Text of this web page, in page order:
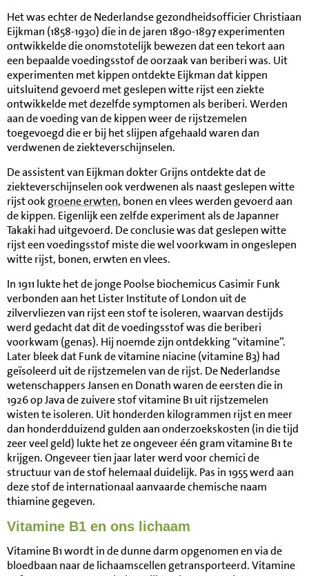
Het was echter de Nederlandse gezondheidsofficier Christiaan
Eijkman (1858-1930) die in de jaren 1890-1897 experimenten
ontwikkelde die onomstotelijk bewezen dat een tekort aan
een bepaalde voedingsstof de oorzaak van beriberi was. Uit
experimenten met kippen ontdekte Eijkman dat kippen
uitsluitend gevoerd met geslepen witte rijst een ziekte
ontwikkelde met dezelfde symptomen als beriberi. Werden
aan de voeding van de kippen weer de rijstzemelen
toegevoegd die er bij het slijpen afgehaald waren dan
verdwenen de ziekteverschijnselen.
De assistent van Eijkman dokter Grijns ontdekte dat de
ziekteverschijnselen ook verdwenen als naast geslepen witte
rijst ookgroene erwten, bonen en vlees werden gevoerd aan
de kippen. Eigenlijk een zelfde experiment als de Japanner
Takaki had uitgevoerd. De conclusie was dat geslepen witte
rijst een voedingsstof miste die wel voorkwam in ongeslepen
witte rijst, bonen, erwten en vlees.
In 1911 lukte het de jonge Poolse biochemicus Casimir Funk
verbonden aan het Lister Institute of London uit de
zilvervliezen van rijst een stof te isoleren, waarvan destijds
werd gedacht dat dit de voedingsstof was die beriberi
voorkwam (genas). Hij noemde zijn ontdekking “vitamine”.
Later bleek dat Funk de vitamine niacine (vitamine B3) had
geïsoleerd uit de rijstzemelen van de rijst. De Nederlandse
wetenschappers Jansen en Donath waren de eersten die in
1926 op Java de zuivere stof vitamine B1 uit rijstzemelen
wisten te isoleren. Uit honderden kilogrammen rijst en meer
dan honderdduizend gulden aan onderzoekskosten (in die tijd
zeer veel geld) lukte het ze ongeveer één gram vitamine B1 te
krijgen. Ongeveer tien jaar later werd voor chemici de
structuur van de stof helemaal duidelijk. Pas in 1955 werd aan
deze stof de internationaal aanvaarde chemische naam
thiamine gegeven.
Vitamine B1 en ons lichaam
Vitamine B1 wordt in de dunne darm opgenomen en via de
bloedbaan naar de lichaamscellen getransporteerd. Vitamine